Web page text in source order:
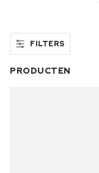
FILTERS
PRODUCTEN